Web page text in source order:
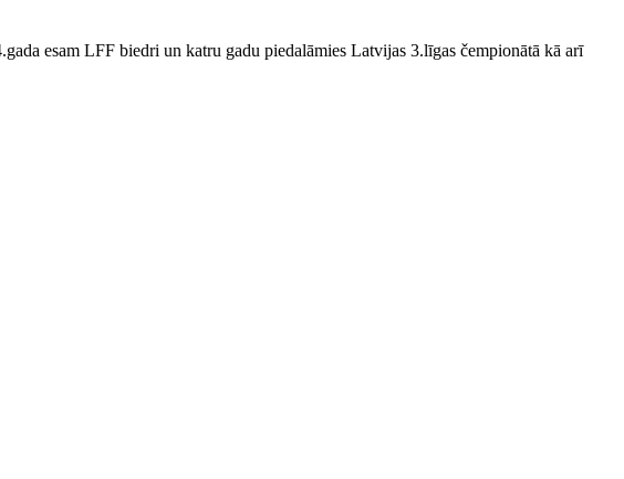
esam LFF biedri un katru gadu piedalāmies Latvijas 3.līgas čempionātā kā arī